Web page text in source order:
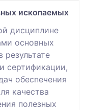
ископаемых
дисциплине
основных
результате
сертификации,
обеспечения
качества
полезных